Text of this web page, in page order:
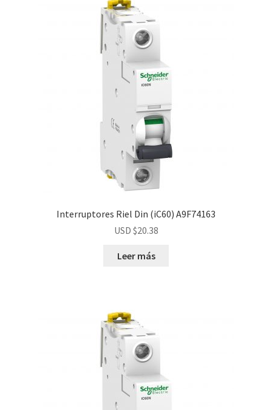
Interruptores Riel Din (iC60) A9F74163
USD $20.38
Leer más